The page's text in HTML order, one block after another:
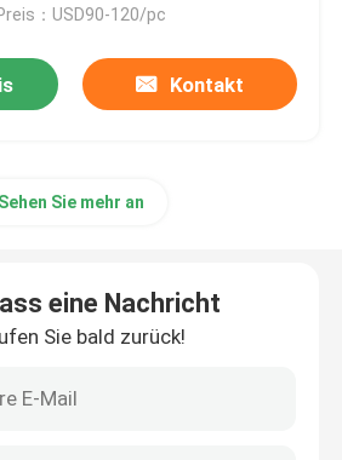
：USD90-120/pc
Kontakt
Sehen Sie mehr an
eine Nachricht
Sie bald zurück!